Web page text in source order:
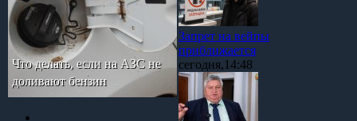
Что делать, если на АЗС не
доливают бензин
Запрет на вейпы
приближается
сегодня,14:48